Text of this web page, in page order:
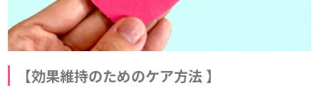
【効果維持のためのケア方法 】